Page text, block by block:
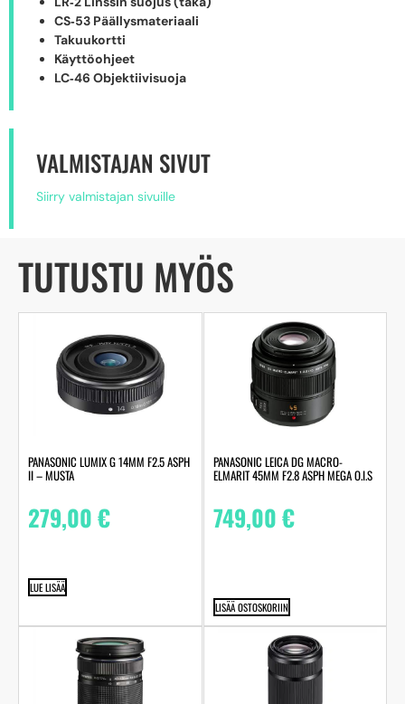
CS‑53 Päällysmateriaali
Takuukortti
Käyttöohjeet
LC‑46 Objektiivisuoja
VALMISTAJAN SIVUT
Siirry valmistajan sivuille
TUTUSTU MYÖS
PANASONIC LUMIX G 14MM F2.5 ASPH
II – MUSTA
279,00€
LUE LISÄÄ
PANASONIC LEICA DG MACRO-
ELMARIT 45MM F2.8 ASPH MEGA O.I.S
749,00€
LISÄÄ OSTOSKORIIN